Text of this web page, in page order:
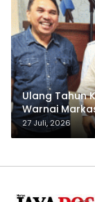
Ulang Tahun
Warnai
27 Juli, 2026